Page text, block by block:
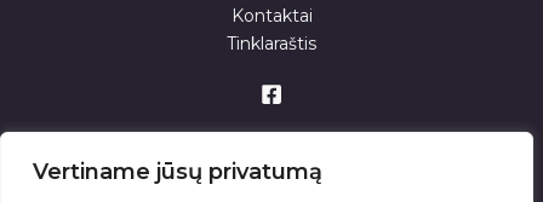
Vertiname jūsų privatumą
Kontaktai
Tinklaraštis